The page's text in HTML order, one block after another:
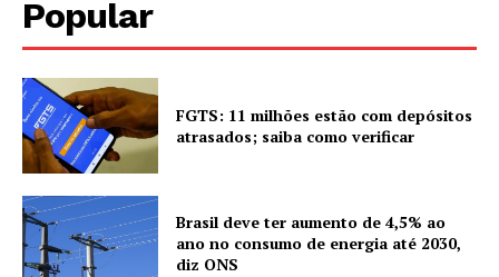
Popular
FGTS: 11 milhões estão com depósitos
atrasados; saiba como verificar
Brasil deve ter aumento de 4,5% ao
ano no consumo de energia até 2030,
diz ONS